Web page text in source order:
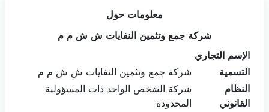
معلومات حول
شركة جمع وتثمين النفايات ش ش م م
الإسم التجاري
التسمية
شركة جمع وتثمين النفايات ش ش م م
النظام
القانوني
شركة الشخص الواحد ذات المسؤولية
المحدودة